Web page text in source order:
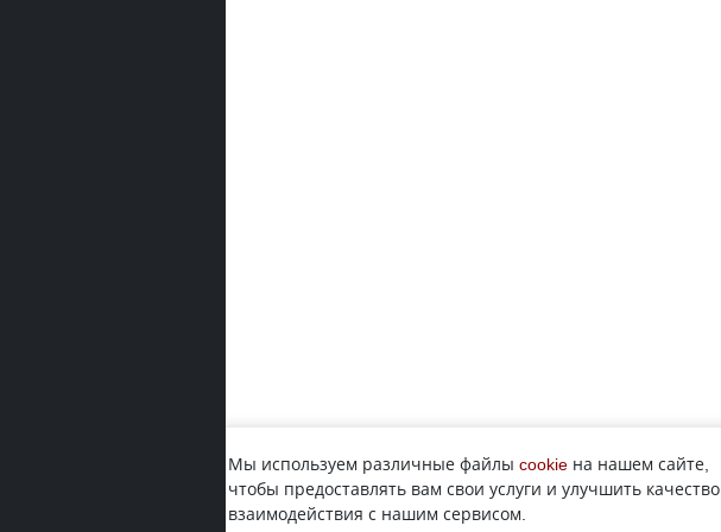
Мы используем различные файлы cookie на нашем сайте,
чтобы предоставлять вам свои услуги и улучшить качество
взаимодействия с нашим сервисом.